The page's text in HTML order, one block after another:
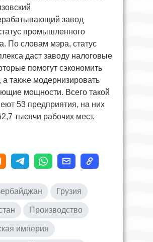
завод
промышленного
По словам мэра, статус
даст заводу налоговые
помогут сэкономить
а также модернизировать
мощности. Всего такой
53 предприятия, на них
тысячи рабочих мест.
Грузия
Производство
империя